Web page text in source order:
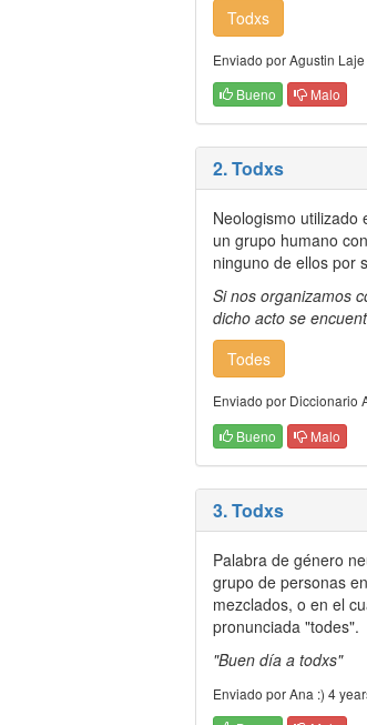
Todxs
Enviado por Agustin
Bueno
Malo
2. Todxs
Neologismo utilizado
un grupo humano
ninguno de ellos por
Si nos organizamos
dicho acto se
Todes
Enviado por Diccionario
Bueno
Malo
3. Todxs
Palabra de género
grupo de personas
mezclados, o en el
pronunciada "todes".
"Buen día a todxs"
Enviado por Ana :) 4